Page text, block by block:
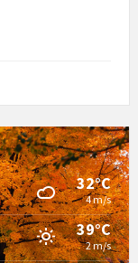
32°C
4 m/s
39°C
2 m/s